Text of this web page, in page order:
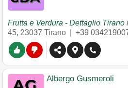
Frutta e Verdura - Dettaglio Tirano
45, 23037 Tirano +39
Albergo Gusmeroli